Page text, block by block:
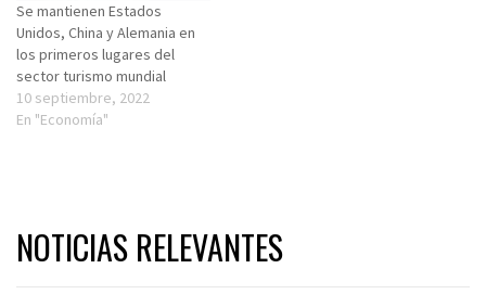
Se mantienen Estados
Unidos, China y Alemania en
los primeros lugares del
sector turismo mundial
10 septiembre, 2022
En "Economía"
NOTICIAS RELEVANTES